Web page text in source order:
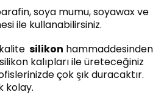
soya mumu, soyawax ve
ile kullanabilirsiniz.
silikon hammaddesinden
kalıpları ile üreteceğiniz
çok şık duracaktır.
kolay.